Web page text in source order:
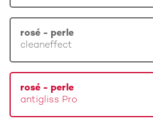
rosé - perle
cleaneffect
rosé - perle
antigliss Pro